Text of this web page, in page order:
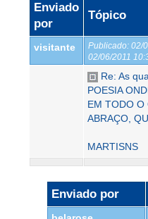
Enviado
por
Tópico
visitante Publicado: 02/
02/06/2011
Re: As
POESIA
EM TODO O
ABRAÇO,
MARTISNS
Enviado por